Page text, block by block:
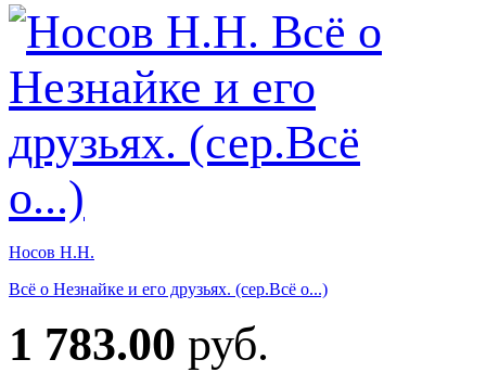
Носов Н.Н.
Всё о Незнайке и его друзьях. (сер.Всё о...)
1 783.00 руб.